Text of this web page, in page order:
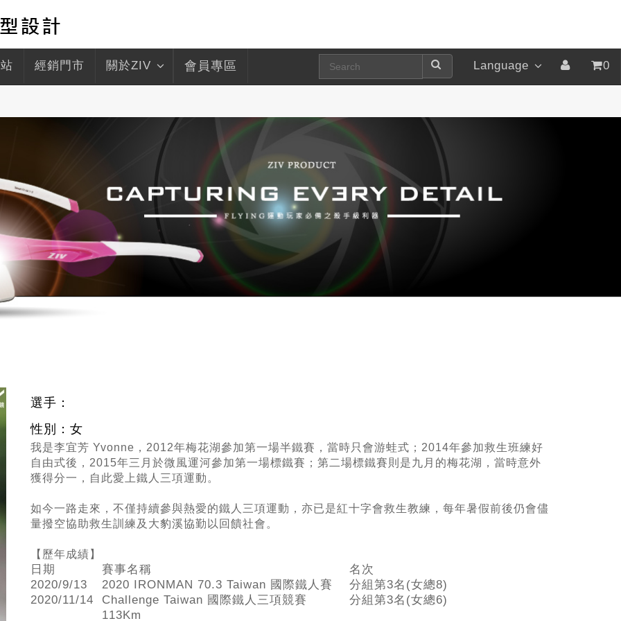
經銷門市 關於ZIV 會員專區 Language 0
選手：
性別：女
我是李宜芳 Yvonne， 2012年梅花湖參加第一場半鐵賽，當時只會游蛙式； 2014年參加救生班練好
自由式後， 2015年三月於微風運河參加第一場標鐵賽；第二場標鐵賽則是九月的梅花湖，當時意外
獲得分一，自此愛上鐵人三項運動。
如今一路走來，不僅持續參與熱愛的鐵人三項運動，亦已是紅十字會救生教練，每年暑假前後仍會儘
量撥空協助救生訓練及大豹溪協勤以回饋社會。
【歷年成績】
日期 賽事名稱
名次
2020/9/13
2020 IRONMAN 70.3 Taiwan 國際鐵人賽
分組第3名(女總8)
2020/11/14
Challenge Taiwan 國際鐵人三項競賽
113Km
分組第3名(女總6)